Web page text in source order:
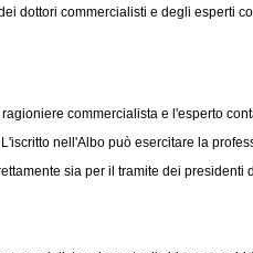
commercialisti e degli esperti
commercialista e l'esperto
nell'Albo può esercitare la
sia per il tramite dei presidenti